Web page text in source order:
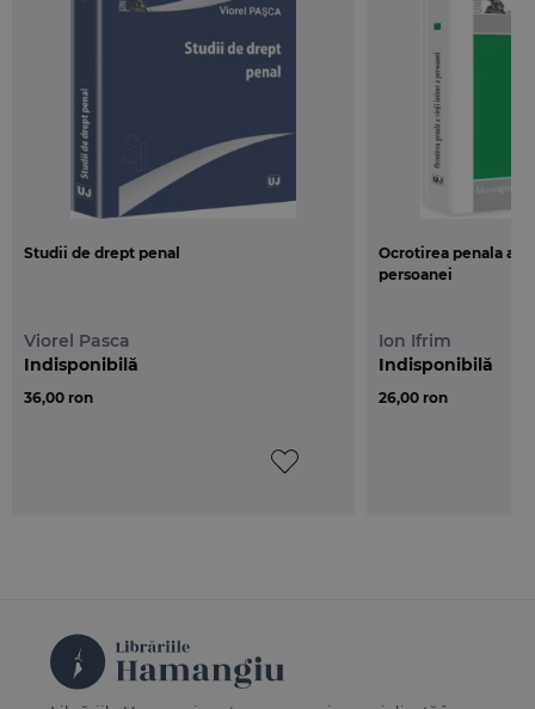
Studii de drept penal
Viorel Pasca
36,00 ron
Indisponibilă
Ocrotirea penala a
persoanei
Ion Ifrim
26,00 ron
Indisponibilă